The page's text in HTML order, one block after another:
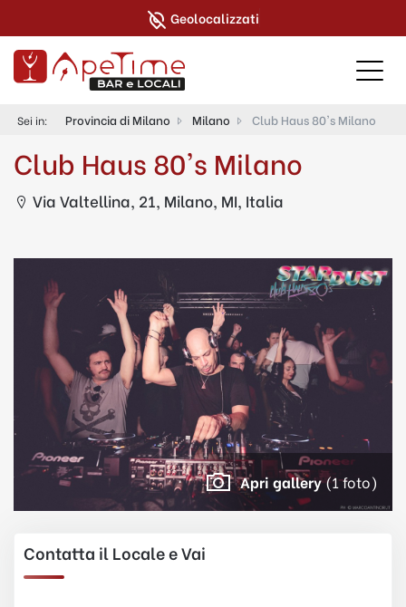
Geolocalizzati
Sei in: Provincia di Milano Milano Club Haus 80's Milano
Club Haus 80's Milano
Via Valtellina, 21, Milano, MI, Italia
Apri gallery(1 foto)
Contatta il Locale e Vai